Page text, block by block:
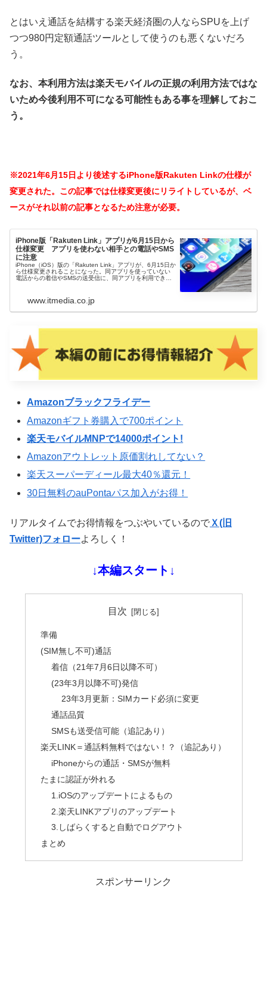
とはいえ通話を結構する楽天経済圏の人ならSPUを上げ
つつ980円定額通話ツールとして使うのも悪くないだろ
う。
なお、本利用方法は楽天モバイルの正規の利用方法ではな
いため今後利用不可になる可能性もある事を理解しておこ
う。
※2021年6月15日より後述するiPhone版Rakuten Linkの仕様が
変更された。この記事では仕様変更後にリライトしているが、ベ
ースがそれ以前の記事となるため注意が必要。
iPhone版「Rakuten Link」アプリが6月15日から
仕様変更 アプリを使わない相手との電話やSMS
に注意
iPhone（iOS）版の「Rakuten Link」アプリが、6月15日か
ら仕様変更されることになった。同アプリを使っていない
電話からの着信やSMSの送受信に、同アプリを利用できな
www.itmedia.co.jp
Amazonブラックフライデー
Amazonギフト券購入で700ポイント
楽天モバイルMNPで14000ポイント!
Amazonアウトレット原価割れしてない？
楽天スーパーディール最大40％還元！
30日無料のauPontaパス加入がお得！
リアルタイムでお得情報をつぶやいているので Ｘ(旧
Twitter)フォローよろしく！
↓本編スタート↓
目次
準備
(SIM無し不可)通話
着信（21年7月6日以降不可）
(23年3月以降不可)発信
23年3月更新：SIMカード必須に変更
通話品質
SMSも送受信可能（追記あり）
楽天LINK＝通話料無料ではない！？（追記あり）
iPhoneからの通話・SMSが無料
たまに認証が外れる
1.iOSのアップデートによるもの
2.楽天LINKアプリのアップデート
3.しばらくすると自動でログアウト
まとめ
スポンサーリンク